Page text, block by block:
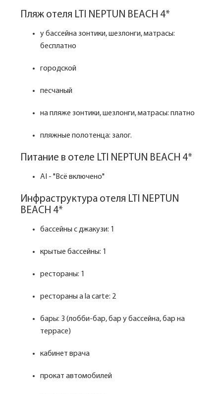
Пляж отеля LTI NEPTUN BEACH 4*
у бассейна зонтики, шезлонги, матрасы:
бесплатно
городской
песчаный
на пляже зонтики, шезлонги, матрасы: платно
пляжные полотенца: залог.
Питание в отеле LTI NEPTUN BEACH 4*
AI - "Всё включено"
Инфраструктура отеля LTI NEPTUN
BEACH 4*
бассейны с джакузи: 1
крытые бассейны: 1
рестораны: 1
рестораны a la carte: 2
бары: 3 (лобби-бар, бар у бассейна, бар на
террасе)
кабинет врача
прокат автомобилей